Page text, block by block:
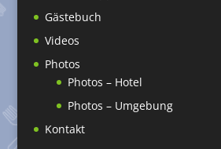
Gästebuch
Videos
Photos
Photos – Hotel
Photos – Umgebung
Kontakt